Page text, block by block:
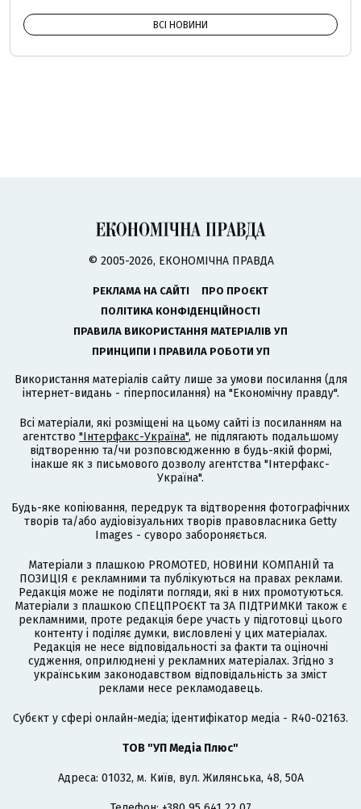
ВСІ НОВИНИ
© 2005-2026, ЕКОНОМІЧНА ПРАВДА
РЕКЛАМА НА САЙТІ
ПРО ПРОЄКТ
ПОЛІТИКА КОНФІДЕНЦІЙНОСТІ
ПРАВИЛА ВИКОРИСТАННЯ МАТЕРІАЛІВ УП
ПРИНЦИПИ І ПРАВИЛА РОБОТИ УП
Використання матеріалів сайту лише за умови посилання (для
інтернет-видань - гіперпосилання) на "Економічну правду".
Всі матеріали, які розміщені на цьому сайті із посиланням на
агентство "Інтерфакс-Україна", не підлягають подальшому
відтворенню та/чи розповсюдженню в будь-якій формі,
інакше як з письмового дозволу агентства "Інтерфакс-
Україна".
Будь-яке копіювання, передрук та відтворення фотографічних
творів та/або аудіовізуальних творів правовласника Getty
Images - суворо забороняється.
Матеріали з плашкою PROMOTED, НОВИНИ КОМПАНІЙ та
ПОЗИЦІЯ є рекламними та публікуються на правах реклами.
Редакція може не поділяти погляди, які в них промотуються.
Матеріали з плашкою СПЕЦПРОЄКТ та ЗА ПІДТРИМКИ також є
рекламними, проте редакція бере участь у підготовці цього
контенту і поділяє думки, висловлені у цих матеріалах.
Редакція не несе відповідальності за факти та оціночні
судження, оприлюднені у рекламних матеріалах. Згідно з
українським законодавством відповідальність за зміст
реклами несе рекламодавець.
Cубєкт у сфері онлайн-медіа; ідентифікатор медіа - R40-02163.
ТОВ "УП Медіа Плюс"
Адреса: 01032, м. Київ, вул. Жилянська, 48, 50А